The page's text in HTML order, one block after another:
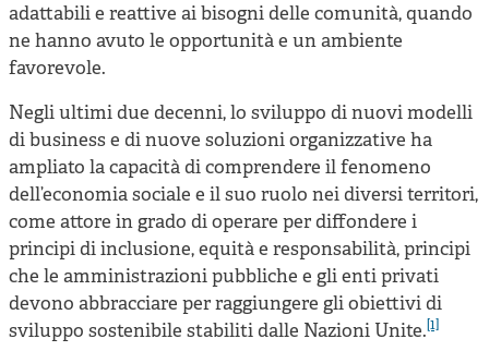
adattabili e reattive ai bisogni delle comunità, quando
ne hanno avuto le opportunità e un ambiente
favorevole.
Negli ultimi due decenni, lo sviluppo di nuovi modelli
di business e di nuove soluzioni organizzative ha
ampliato la capacità di comprendere il fenomeno
dell’economia sociale e il suo ruolo nei diversi territori,
come attore in grado di operare per diffondere i
principi di inclusione, equità e responsabilità, principi
che le amministrazioni pubbliche e gli enti privati
devono abbracciare per raggiungere gli obiettivi di
sviluppo sostenibile stabiliti dalle Nazioni Unite.[1]